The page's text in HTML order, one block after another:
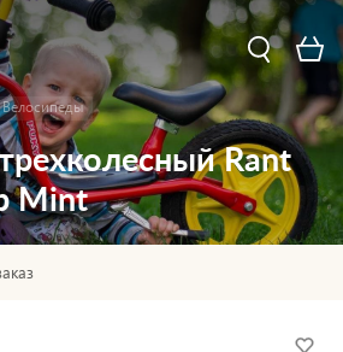
Велосипеды
Rant
Mint